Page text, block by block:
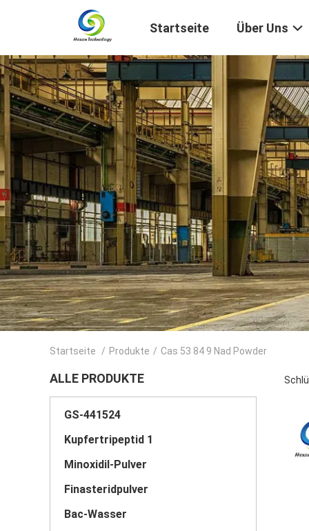
Startseite Über Uns
Startseite / Produkte / Cas 53 84 9 Nad Powder
ALLE PRODUKTE
GS-441524
Kupfertripeptid 1
Minoxidil-Pulver
Finasteridpulver
Bac-Wasser